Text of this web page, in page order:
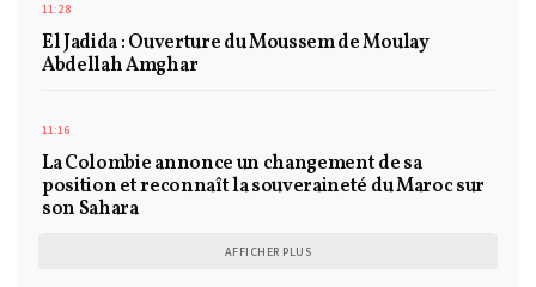
11:28
El Jadida : Ouverture du Moussem de Moulay
Abdellah Amghar
11:16
La Colombie annonce un changement de sa
position et reconnaît la souveraineté du Maroc sur
son Sahara
AFFICHER PLUS